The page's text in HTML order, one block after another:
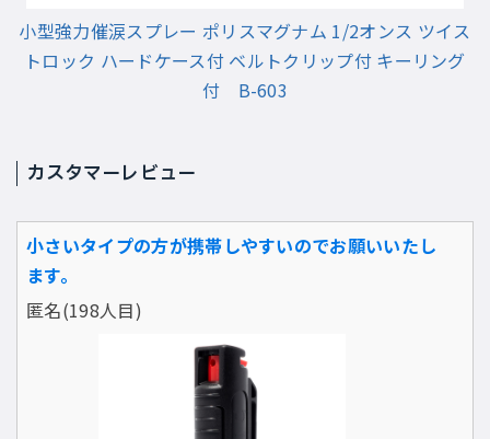
小型強力催涙スプレー ポリスマグナム 1/2オンス ツイス
トロック ハードケース付 ベルトクリップ付 キーリング
付 B-603
カスタマーレビュー
小さいタイプの方が携帯しやすいのでお願いいたし
ます。
匿名(198人目)